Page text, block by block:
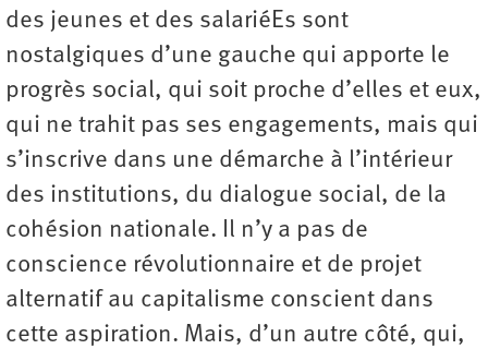
des jeunes et des salariéEs sont
nostalgiques d’une gauche qui apporte le
progrès social, qui soit proche d’elles et eux,
qui ne trahit pas ses engagements, mais qui
s’inscrive dans une démarche à l’intérieur
des institutions, du dialogue social, de la
cohésion nationale. Il n’y a pas de
conscience révolutionnaire et de projet
alternatif au capitalisme conscient dans
cette aspiration. Mais, d’un autre côté, qui,